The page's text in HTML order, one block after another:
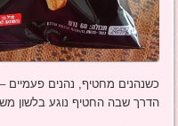
כשנהנים מחטיף, נהנים
הדרך שבה החטיף נוגע בלשון